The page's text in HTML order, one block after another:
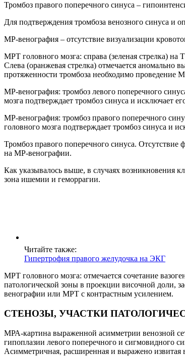
Тромбоз правого поперечного синуса –
Для подтверждения тромбоза венозного синуса и
МР-венография – отсутствие визуализации
МРТ головного мозга: справа (зеленая стрелка)
Слева (оранжевая стрелка) отмечается аномально
протяженности тромбоза необходимо проведение
МР-венография: тромбоз левого поперечного
мозга подтверждает тромбоз синуса и исключает
МР-венография: тромбоз правого поперечного
головного мозга подтверждает тромбоз синуса и
Тромбоз правого поперечного синуса. Отсутствие
на МР-венографии.
Как указывалось выше, в случаях возникновения
зона ишемии и геморрагии.
Читайте также:
Гипертрофия правого желудочка на ЭКГ
МРТ головного мозга: отмечается сочетание
патологической зоны в проекции височной доли,
венографии или МРТ с контрастным усилением.
СТЕНОЗЫ, УЧАСТКИ
МРА-картина выраженной асимметрии венозной
гипоплазии левого поперечного и сигмовидного
Асимметричная, расширенная и выражено извитая